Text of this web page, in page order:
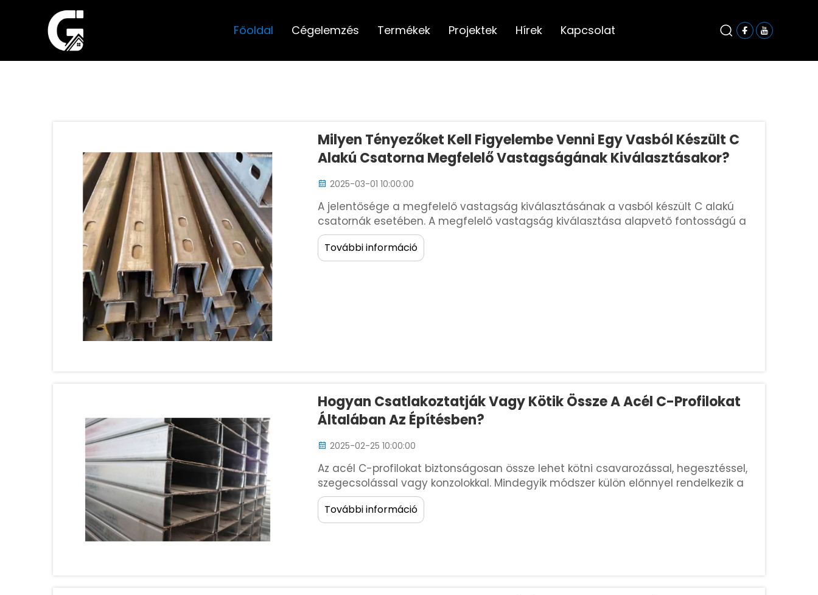
Főoldal Cégelemzés Termékek Projektek Hírek Kapcsolat
Milyen Tényezőket Kell Figyelembe Venni Egy Vasból Készült C
Alakú Csatorna Megfelelő Vastagságának Kiválasztásakor?
2025-03-01 10:00:00
A jelentősége a megfelelő vastagság kiválasztásának a vasból készült C alakú
csatornák esetében. A megfelelő vastagság kiválasztása alapvető fontosságú a
szerkezeti integritás biztosításához egy építési projekten belül. A vastagság
közvetlen hatással van a biztonságra és a teljesítményre...
További információ
Hogyan Csatlakoztatják Vagy Kötik Össze A Acél C-Profilokat
Általában Az Építésben?
2025-02-25 10:00:00
Az acél C-profilokat biztonságosan össze lehet kötni csavarozással, hegesztéssel,
szegecsolással vagy konzolokkal. Mindegyik módszer külön előnnyel rendelkezik a
projekt igényeitől függően. A megfelelő technika kiválasztásával erős kötések
érhetők el, amelyek ellenállnak a nagy terhelésnek ...
További információ